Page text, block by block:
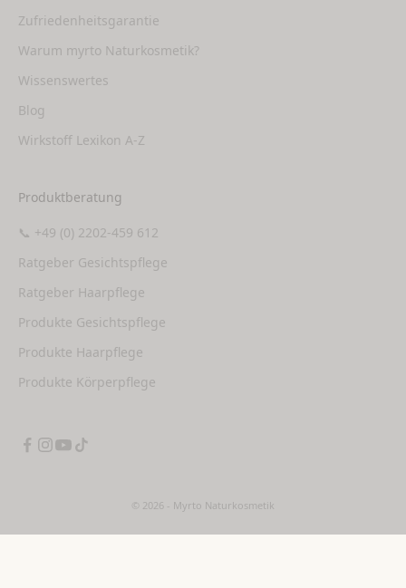
Zufriedenheitsgarantie
Warum myrto Naturkosmetik?
Wissenswertes
Blog
Wirkstoff Lexikon A-Z
Produktberatung
📞 +49 (0) 2202-459 612
Ratgeber Gesichtspflege
Ratgeber Haarpflege
Produkte Gesichtspflege
Produkte Haarpflege
Produkte Körperpflege
© 2026 - Myrto Naturkosmetik